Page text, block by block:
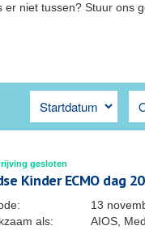
er niet tussen? Stuur ons
gesloten
Kinder ECMO dag
13
als:
AIOS,